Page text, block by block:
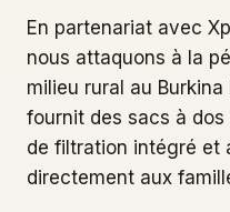
En partenariat avec
nous attaquons à la
milieu rural au Burkina
fournit des sacs à
de filtration intégré et
directement aux